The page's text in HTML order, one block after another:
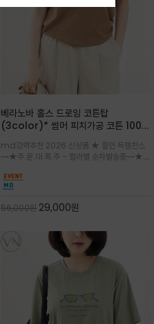
베라노바 홀스 드로잉 코튼탑
(3color)* 썸머 피치가공 코튼 100프
의 미를 살려 말의 윤곽선만 스케치하여
감성을 담은 아이템
md강력추천 2026 신상품 ★ 할인 득템찬스
~~★주.문.대.폭.주 - 컬러별 순차발송중~~★프
말(Horse) 드로잉 티셔츠는 여유로운 실루엣과
감각적인 아트워크로 고급스러운 여름 스타일링
을 완성할 수 있습니다
56,000원 29,000원